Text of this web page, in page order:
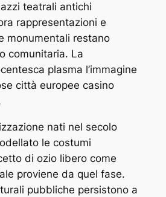
teatrali antichi
rappresentazioni e
monumentali restano
comunitaria. La
plasma l’immagine
città europee casino
nati nel secolo
le costumi
di ozio libero come
proviene da quel fase.
pubbliche persistono a